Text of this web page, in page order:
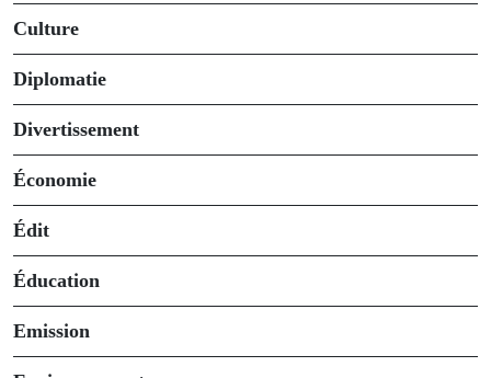
Culture
Diplomatie
Divertissement
Économie
Édit
Éducation
Emission